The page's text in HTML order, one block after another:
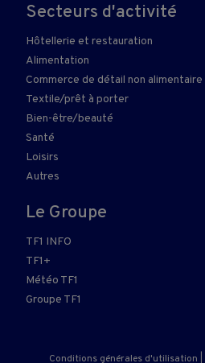
Secteurs d'activité
Hôtellerie et restauration
Alimentation
Commerce de détail non alimentaire
Textile/prêt à porter
Bien-être/beauté
Santé
Loisirs
Autres
Le Groupe
TF1 INFO
TF1+
Météo TF1
Groupe TF1
Conditions générales d'utilisation